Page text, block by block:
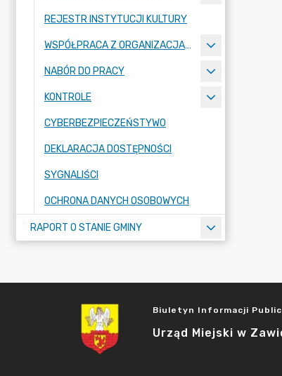
REJESTR INSTYTUCJI KULTURY
WSPÓŁPRACA Z ORGANIZACJAMI POZARZĄDOWYMI
NABÓR DO PRACY
KONTROLE
CYBERBEZPIECZEŃSTYWO
DEKLARACJA DOSTĘPNOŚCI
SYGNALIŚCI
OCHRONA DANYCH OSOBOWYCH
RAPORT O STANIE GMINY
Biuletyn Informacji
Urząd Miejski w